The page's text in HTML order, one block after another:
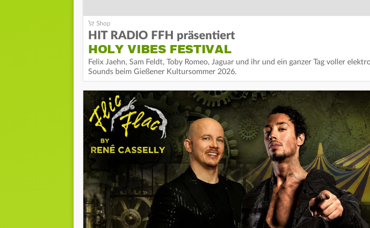
HIT RADIO FFH präsentiert
HOLY VIBES FESTIVAL
Felix Jaehn, Sam Feldt, Toby Romeo, Jaguar und ihr und ein ganzer Tag voller
Sounds beim Gießener Kultursommer 2026.